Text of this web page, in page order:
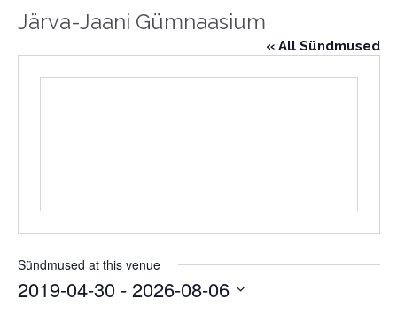
Järva-Jaani Gümnaasium
« All Sündmused
Sündmused at this venue
2019-04-30 - 2026-08-06